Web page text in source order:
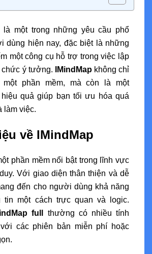
là một trong những yêu cầu phổ
dùng hiện nay, đặc biệt là những
một công cụ hỗ trợ trong việc lập
chức ý tưởng.
IMindMapkhông chỉ
phần mềm, mà còn là một
quả giúp bạn tối ưu hóa quá
làm việc.
về IMindMap
phần mềm nổi bật trong lĩnh vực
Với giao diện thân thiện và dễ
đến cho người dùng khả năng
tin một cách trực quan và logic.
full
thường có nhiều tính
các phiên bản miễn phí hoặc